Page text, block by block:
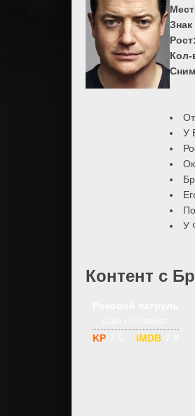
Знак
Рост:
Кол-
У
У
Контент с